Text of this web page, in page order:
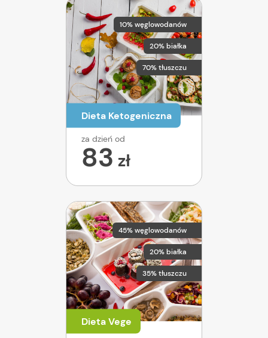
10% węglowodanów
20% białka
70% tłuszczu
Dieta Ketogeniczna
za dzień od
83 zł
45% węglowodanów
20% białka
35% tłuszczu
Dieta Vege